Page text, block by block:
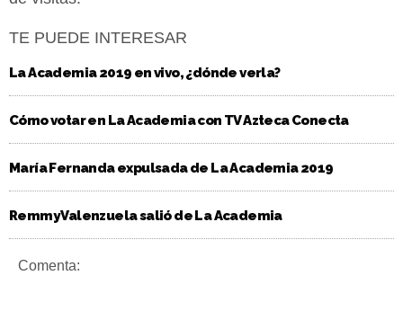
TE PUEDE INTERESAR
La Academia 2019 en vivo, ¿dónde verla?
Cómo votar en La Academia con TV Azteca Conecta
María Fernanda expulsada de La Academia 2019
Remmy Valenzuela salió de La Academia
Comenta: